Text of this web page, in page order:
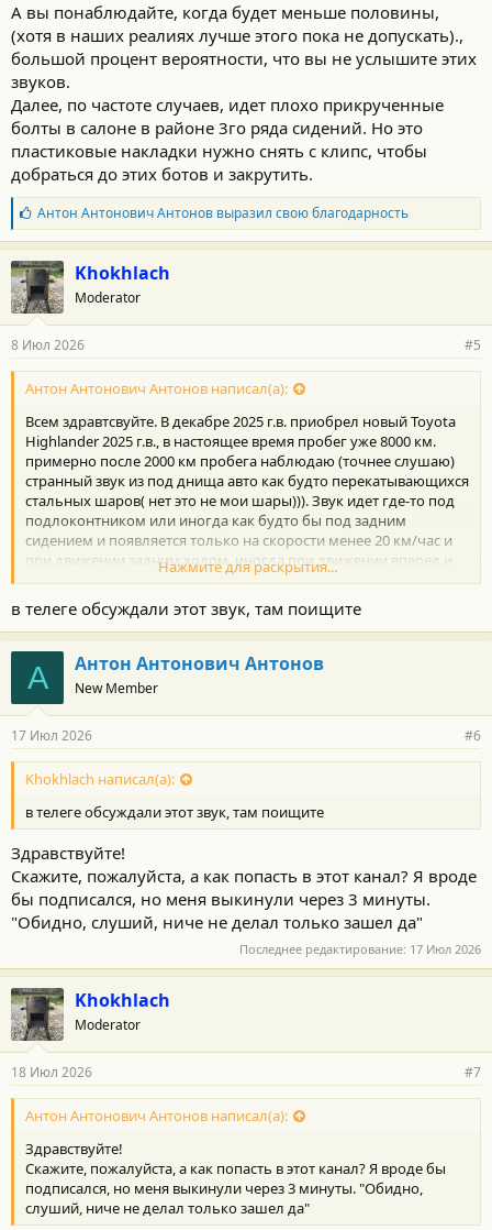
А вы понаблюдайте, когда будет меньше половины,
(хотя в наших реалиях лучше этого пока не допускать).,
большой процент вероятности, что вы не услышите этих
звуков.
Далее, по частоте случаев, идет плохо прикрученные
болты в салоне в районе 3го ряда сидений. Но это
пластиковые накладки нужно снять с клипс, чтобы
добраться до этих ботов и закрутить.
Б
л
а
г
о
д
а
н
о
с
и
:
Антон Антонович Антоноввыразил свою благодарность
Khokhlach
Moderator
8 Июл 2026 #5
Антон Антонович Антонов написал(а):
Всем здравтсвуйте. В декабре 2025 г.в. приобрел новый Toyota
Highlander 2025 г.в., в настоящее время пробег уже 8000 км.
примерно после 2000 км пробега наблюдаю (точнее слушаю)
странный звук из под днища авто как будто перекатывающихся
стальных шаров( нет это не мои шары))). Звук идет где-то под
подлоконтником или иногда как будто бы под задним
сидением и появляется только на скорости менее 20 км/час и
при движении задним ходом, иногда при движении вперед и
как правило при нажати /отпускании педали тормоза. Обычно
хорошо слышно звук когда паркуешься, т.е движение взад-
вперед. На скорости более 20 км час звука нет, авто едет норм.
Дилеру показал 2 раза, мастер звук слышит, но ничего
внятного сказать не может. Атвто поднимали по подъемник,
перепроверили все что было в визуальной видимости в т.ч.
запаску и болты на колесах. Все в норме. Может быть кто то
сталкивался с похожей ситуацией? Заранее благодарю за ответ.
Нажмите для раскрытия...
в телеге обсуждали этот звук, там поищите
А Антон Антонович Антонов
New Member
17 Июл 2026 #6
Khokhlach написал(а):
в телеге обсуждали этот звук, там поищите
Здравствуйте!
Скажите, пожалуйста, а как попасть в этот канал? Я вроде
бы подписался, но меня выкинули через 3 минуты.
"Обидно, слуший, ниче не делал только зашел да"
Последнее редактирование: 17 Июл 2026
Khokhlach
Moderator
18 Июл 2026 #7
Антон Антонович Антонов написал(а):
Здравствуйте!
Скажите, пожалуйста, а как попасть в этот канал? Я вроде бы
подписался, но меня выкинули через 3 минуты. "Обидно,
слуший, ниче не делал только зашел да"